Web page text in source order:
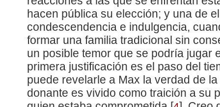
hacen pública su elección; y una de
condescendencia e indulgencia,
formar una familia tradicional sin
un posible temor que se podría jugar
primera justificación es el paso del
puede revelarle a Max la verdad de
donante es vivido como traición a su